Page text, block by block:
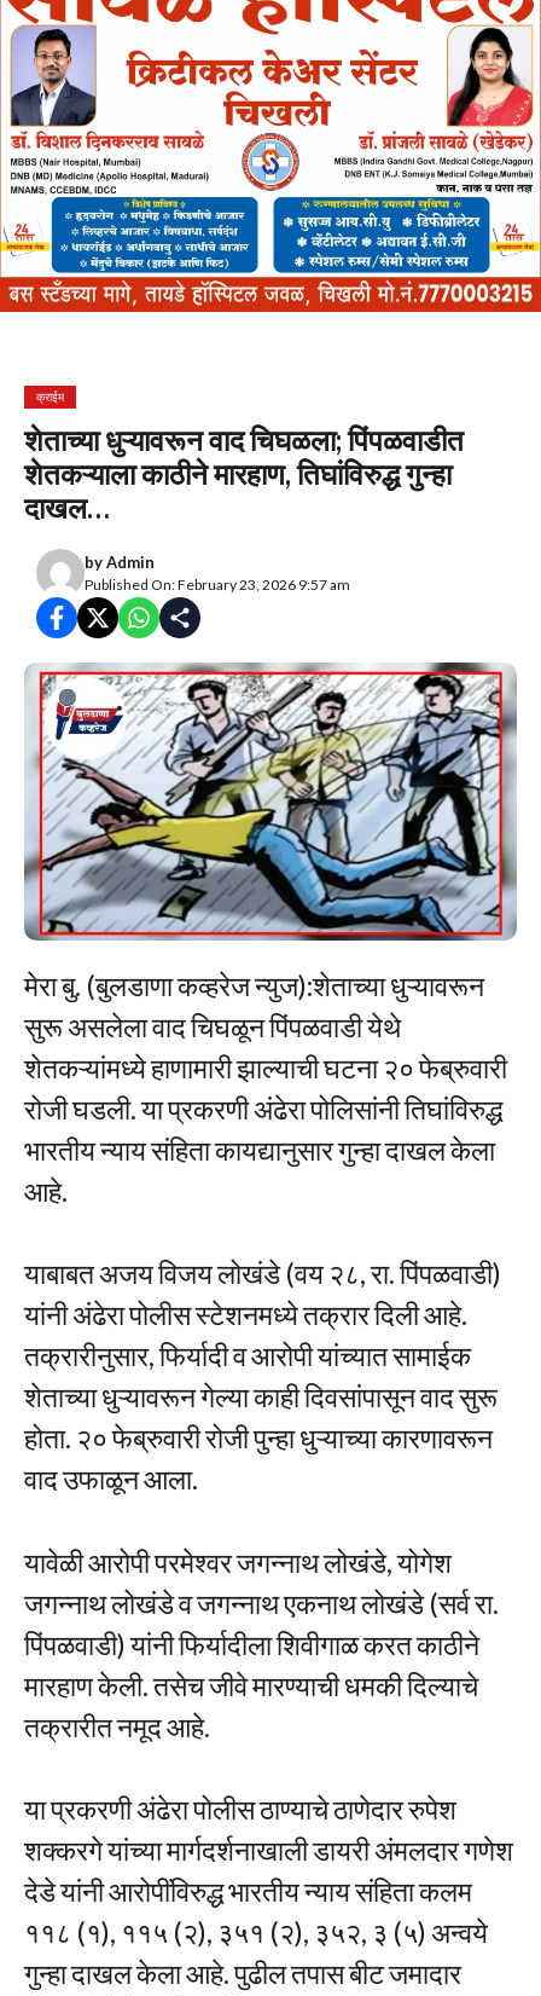
क्राईम
शेताच्या धुऱ्यावरून वाद चिघळला; पिंपळवाडीत
शेतकऱ्याला काठीने मारहाण, तिघांविरुद्ध गुन्हा
दाखल…
byAdmin
Published On: February 23, 2026 9:57 am
मेरा बु. (बुलडाणा कव्हरेज न्युज):शेताच्या धुऱ्यावरून
सुरू असलेला वाद चिघळून पिंपळवाडी येथे
शेतकऱ्यांमध्ये हाणामारी झाल्याची घटना २० फेब्रुवारी
रोजी घडली. या प्रकरणी अंढेरा पोलिसांनी तिघांविरुद्ध
भारतीय न्याय संहिता कायद्यानुसार गुन्हा दाखल केला
आहे.
याबाबत अजय विजय लोखंडे (वय २८, रा. पिंपळवाडी)
यांनी अंढेरा पोलीस स्टेशनमध्ये तक्रार दिली आहे.
तक्रारीनुसार, फिर्यादी व आरोपी यांच्यात सामाईक
शेताच्या धुऱ्यावरून गेल्या काही दिवसांपासून वाद सुरू
होता. २० फेब्रुवारी रोजी पुन्हा धुऱ्याच्या कारणावरून
वाद उफाळून आला.
यावेळी आरोपी परमेश्वर जगन्नाथ लोखंडे, योगेश
जगन्नाथ लोखंडे व जगन्नाथ एकनाथ लोखंडे (सर्व रा.
पिंपळवाडी) यांनी फिर्यादीला शिवीगाळ करत काठीने
मारहाण केली. तसेच जीवे मारण्याची धमकी दिल्याचे
तक्रारीत नमूद आहे.
या प्रकरणी अंढेरा पोलीस ठाण्याचे ठाणेदार रुपेश
शक्करगे यांच्या मार्गदर्शनाखाली डायरी अंमलदार गणेश
देडे यांनी आरोपींविरुद्ध भारतीय न्याय संहिता कलम
११८ (१), ११५ (२), ३५१ (२), ३५२, ३ (५) अन्वये
गुन्हा दाखल केला आहे. पुढील तपास बीट जमादार